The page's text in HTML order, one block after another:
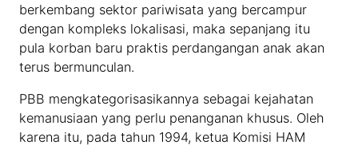
berkembang sektor pariwisata yang bercampur
dengan kompleks lokalisasi, maka sepanjang itu
pula korban baru praktis perdangangan anak akan
terus bermunculan.
PBB mengkategorisasikannya sebagai kejahatan
kemanusiaan yang perlu penanganan khusus. Oleh
karena itu, pada tahun 1994, ketua Komisi HAM